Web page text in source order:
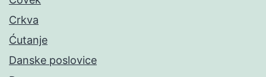
Crkva
Ćutanje
Danske poslovice